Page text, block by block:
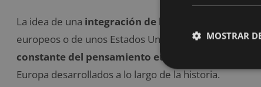
La idea de una integración de los países europeos
europeos o de unos Estados Unidos de Europa, no
constante del pensamiento europeo
Europa desarrollados a lo largo de la historia.
MOSTRAR